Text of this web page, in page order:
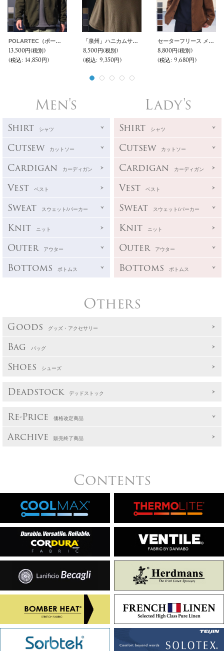
POLARTEC（ポーラテック）Thermal Proボア ノーカラーARMYジャケット【MADE IN JAPAN】『日本製』【送料無料】/ Upscape Audience
13,500円(税別)
(税込: 14,850円)
「泉州」ハニカムサマーニット（7.45オンス）ガゼットクルーネック ハーフスリーブ スウェットライクTシャツ【MADE IN JAPAN】『日本製』 / Upscape Audience
8,500円(税別)
(税込: 9,350円)
セーターフリース メランジ 3XL カーディガン【MADE IN JAPAN】『日本製』 / Upscape Audience
8,800円(税別)
(税込: 9,680円)
Men's
Shirt シャツ
Cutsew カットソー
Cardigan カーディガン
Vest ベスト
Sweat スウェット/パーカー
Knit ニット
Outer アウター
Bottoms ボトムス
Lady's
Shirt シャツ
Cutsew カットソー
Cardigan カーディガン
Vest ベスト
Sweat スウェット/パーカー
Knit ニット
Outer アウター
Bottoms ボトムス
Others
Goods グッズ・アクセサリー
Bag バッグ
Shoes シューズ
Deadstock デッドストック
Re-Price 価格改定商品
Archive 販売終了商品
Contents